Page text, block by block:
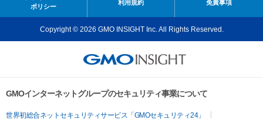
ポリシー
利用規約 免責事項
Copyright © 2026 GMO INSIGHT Inc. All Rights Reserved.
GMOインターネットグループのセキュリティ事業について
世界初総合ネットセキュリティサービス「GMOセキュリティ24」